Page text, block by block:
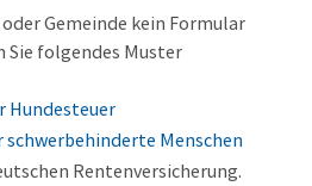
Gemeinde kein Formular
Sie folgendes Muster
Hundesteuer
Menschen
Rentenversicherung.